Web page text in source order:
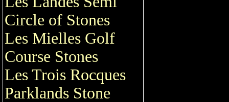
Circle of Stones
Les Mielles Golf
Course Stones
Les Trois Rocques
Parklands Stone